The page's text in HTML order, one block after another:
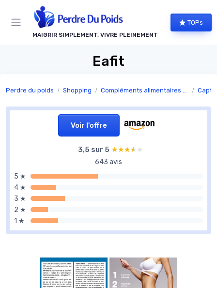
MAIGRIR SIMPLEMENT, VIVRE PLEINEMENT
TOPs
Eafit
Perdre du poids Shopping Compléments alimentaires minceur
Voir l'offre
3,5 sur 5 ★★★★★
★★★★★
643 avis
5 ★
4 ★
3 ★
2 ★
1 ★
Panneau de gestion des cookies